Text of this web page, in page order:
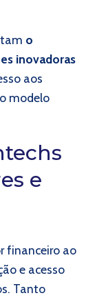
o
inovadoras
aos
modelo
e
financeiro ao
e acesso
Tanto